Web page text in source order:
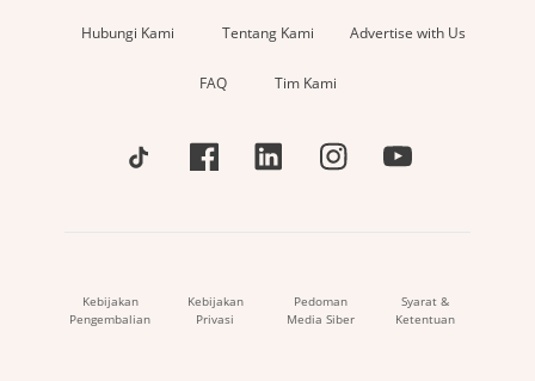
Hubungi Kami Tentang Kami Advertise with Us
FAQ Tim Kami
Kebijakan
Pengembalian
Kebijakan
Privasi
Pedoman
Media Siber
Syarat &
Ketentuan